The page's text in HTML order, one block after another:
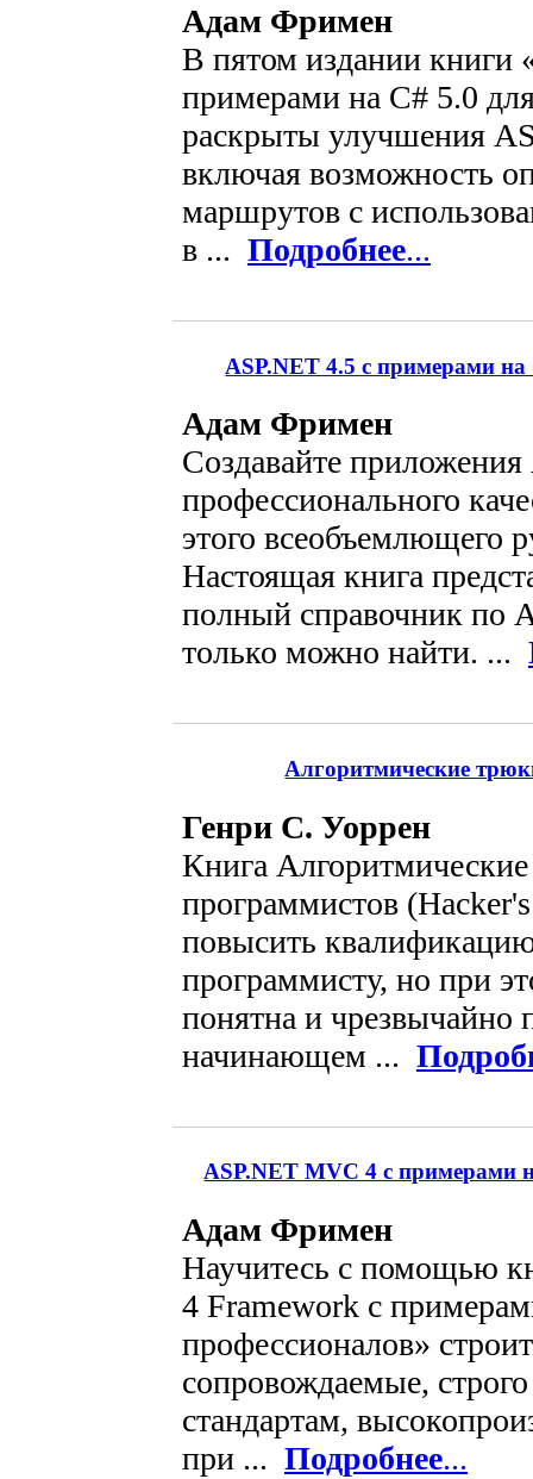
Адам Фримен
В пятом издании книги
примерами на C# 5.0
раскрыты улучшения
включая возможность
маршрутов с
в ... Подробнее...
ASP.NET 4.5 с примерами на
Адам Фримен
Создавайте
профессионального
этого всеобъемлющего
Настоящая книга
полный справочник по
только можно найти. ...
Алгоритмические
Генри С. Уоррен
Книга
программистов
повысить
программисту, но при
понятна и чрезвычайно
начинающем ...
ASP.NET MVC 4 с примерами
Адам Фримен
Научитесь c помощью
4 Framework с
профессионалов»
сопровождаемые,
стандартам,
при ... Подробнее...